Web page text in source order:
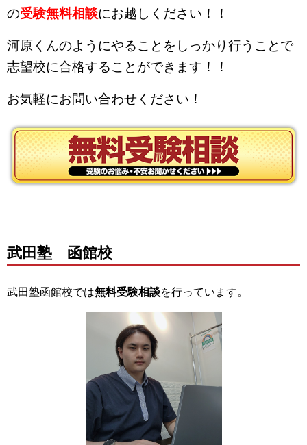
の受験無料相談にお越しください！！
河原くんのようにやることをしっかり行うことで
志望校に合格することができます！！
お気軽にお問い合わせください！
武田塾 函館校
武田塾函館校では無料受験相談を行っています。